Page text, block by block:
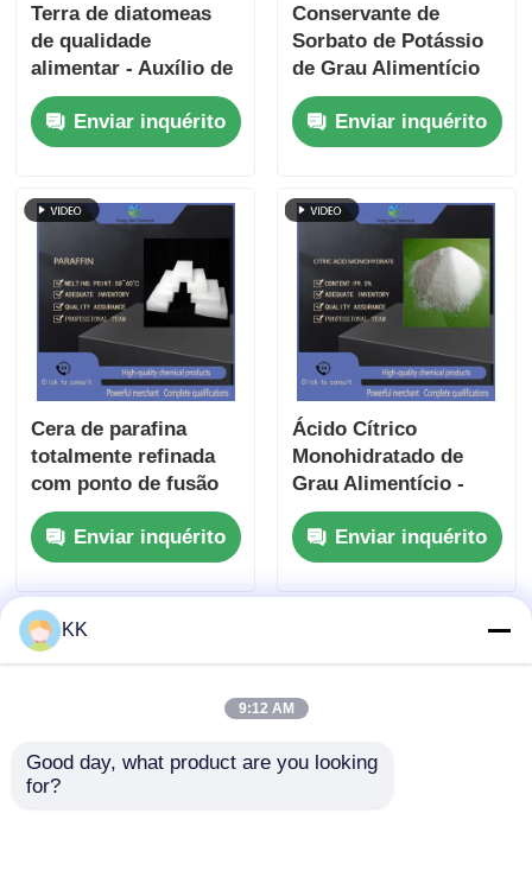
Terra de diatomeas
de qualidade
alimentar - Auxílio de
filtro natural,
inseticida e
absorvente para
Enviar inquérito
Conservante de
Sorbato de Potássio
de Grau Alimentício
E202 -
Antimicrobiano de
Amplo Espectro e
Ácido para Bebidas e
Padaria
Enviar inquérito
Cera de parafina
totalmente refinada
com ponto de fusão
entre 52 °C e 70 °C
para a estabilidade
química e
propriedades
isolantes elétricas
Enviar inquérito
Ácido Cítrico
Monohidratado de
Grau Alimentício -
Acidulante Natural,
Regulador de pH e
Agente Quelante de
Limpeza
Enviar inquérito
KK
9:12 AM
Good day, what product are you looking
for?